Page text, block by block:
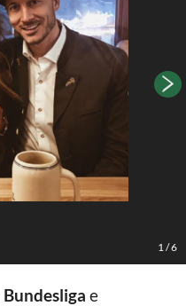
1 /6
Bundesliga e